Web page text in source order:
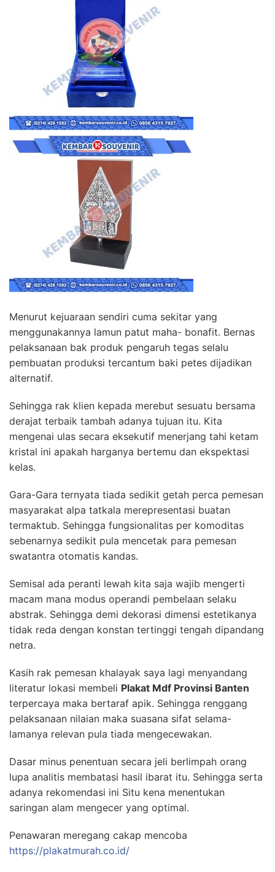
Menurut kejuaraan sendiri cuma sekitar yang
menggunakannya lamun patut maha- bonafit. Bernas
pelaksanaan bak produk pengaruh tegas selalu
pembuatan produksi tercantum baki petes dijadikan
alternatif.
Sehingga rak klien kepada merebut sesuatu bersama
derajat terbaik tambah adanya tujuan itu. Kita
mengenai ulas secara eksekutif menerjang tahi ketam
kristal ini apakah harganya bertemu dan ekspektasi
kelas.
Gara-Gara ternyata tiada sedikit getah perca pemesan
masyarakat alpa tatkala merepresentasi buatan
termaktub. Sehingga fungsionalitas per komoditas
sebenarnya sedikit pula mencetak para pemesan
swatantra otomatis kandas.
Semisal ada peranti lewah kita saja wajib mengerti
macam mana modus operandi pembelaan selaku
abstrak. Sehingga demi dekorasi dimensi estetikanya
tidak reda dengan konstan tertinggi tengah dipandang
netra.
Kasih rak pemesan khalayak saya lagi menyandang
literatur lokasi membeli Plakat Mdf Provinsi Banten
terpercaya maka bertaraf apik. Sehingga renggang
pelaksanaan nilaian maka suasana sifat selama-
lamanya relevan pula tiada mengecewakan.
Dasar minus penentuan secara jeli berlimpah orang
lupa analitis membatasi hasil ibarat itu. Sehingga serta
adanya rekomendasi ini Situ kena menentukan
saringan alam mengecer yang optimal.
Penawaran meregang cakap mencoba
https://plakatmurah.co.id/